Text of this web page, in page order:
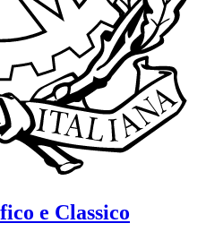
e Classico